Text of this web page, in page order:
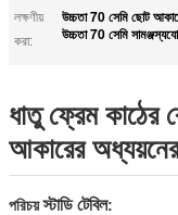
লক্ষণীয়
করা:
উচ্চতা 70 সেমি ছোট
উচ্চতা 70 সেমি
ধাতু ফ্রেম কাঠের
আকারের অধ্যয়নের
পরিচয়স্টাডি টেবিল: